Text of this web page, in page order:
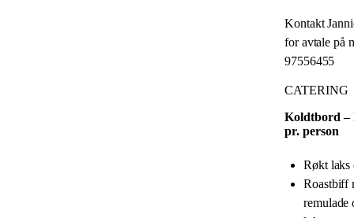
Kontakt
for avtale på
97556455
CATERING
Koldtbord –
pr. person
Røkt laks
Roastbiff
remulade